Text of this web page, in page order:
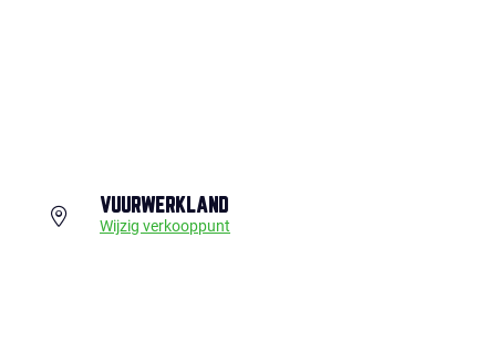
VUURWERKLAND
Wijzig verkooppunt